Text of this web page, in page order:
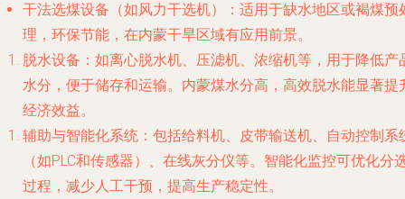
干法选煤设备 （如风力干选机）：适用于缺水地区或褐煤预
理，环保节能，在内蒙干旱区域有应用前景。
脱水设备 ：如离心脱水机、压滤机、浓缩机等，用于降低产
水分，便于储存和运输。内蒙煤水分高，高效脱水能显著提
经济效益。
辅助与智能化系统 ：包括给料机、皮带输送机、自动控制系
（如PLC和传感器）、在线灰分仪等。智能化监控可优化分
过程，减少人工干预，提高生产稳定性。